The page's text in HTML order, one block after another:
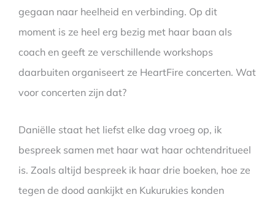
gegaan naar heelheid en verbinding. Op dit
moment is ze heel erg bezig met haar baan als
coach en geeft ze verschillende workshops
daarbuiten organiseert ze HeartFire concerten. Wat
voor concerten zijn dat?
Daniëlle staat het liefst elke dag vroeg op, ik
bespreek samen met haar wat haar ochtendritueel
is. Zoals altijd bespreek ik haar drie boeken, hoe ze
tegen de dood aankijkt en Kukurukies konden